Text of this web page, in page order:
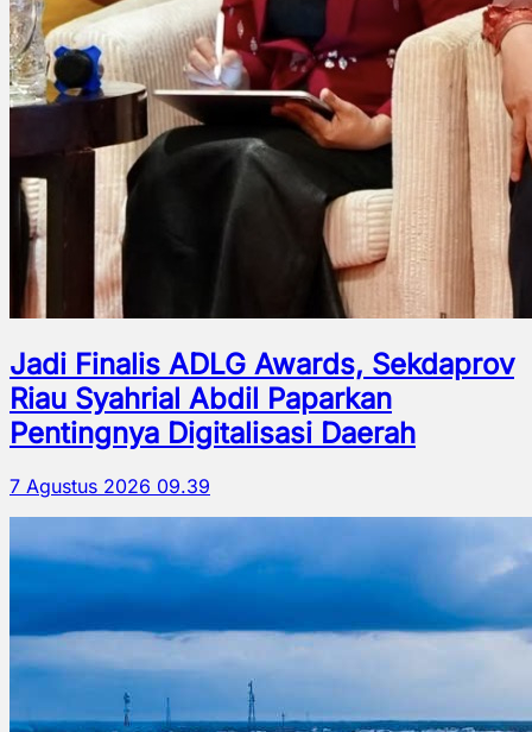
Jadi Finalis ADLG Awards, Sekdaprov
Riau Syahrial Abdil Paparkan
Pentingnya Digitalisasi Daerah
7 Agustus 2026 09.39